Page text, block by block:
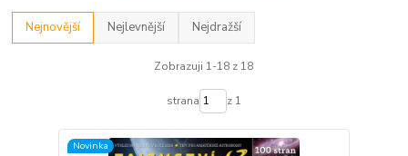
Nejnovější Nejlevnější Nejdražší
Zobrazuji 1-18 z 18
strana z 1
Novinka